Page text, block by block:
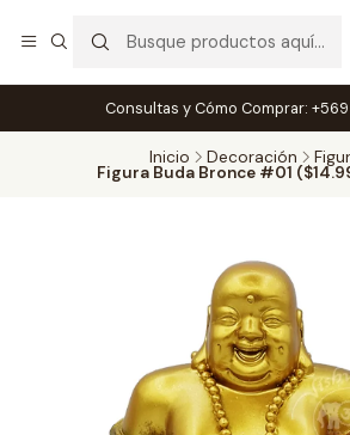
Consultas y Cómo Comprar:
Inicio Decoración
Figura Buda Bronce #01